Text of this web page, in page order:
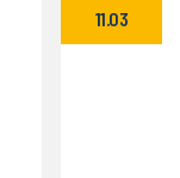
11.03